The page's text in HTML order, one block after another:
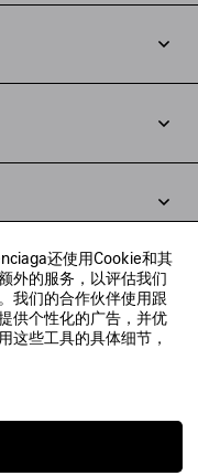
还使用Cookie和其
外的服务，以评估我们
我们的合作伙伴使用跟
供个性化的广告，并优
这些工具的具体细节，